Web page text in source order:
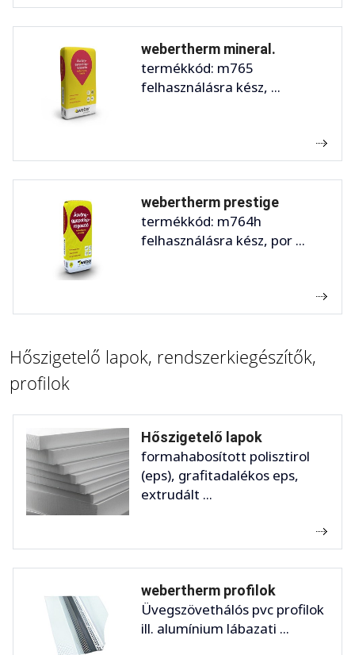
webertherm mineral.
termékkód: m765
felhasználásra kész, ...
webertherm prestige
termékkód: m764h
felhasználásra kész, por ...
Hőszigetelő lapok, rendszerkiegészítők,
profilok
Hőszigetelő lapok
formahabosított polisztirol
(eps), grafitadalékos eps,
extrudált ...
webertherm profilok
Üvegszövethálós pvc profilok
ill. alumínium lábazati ...